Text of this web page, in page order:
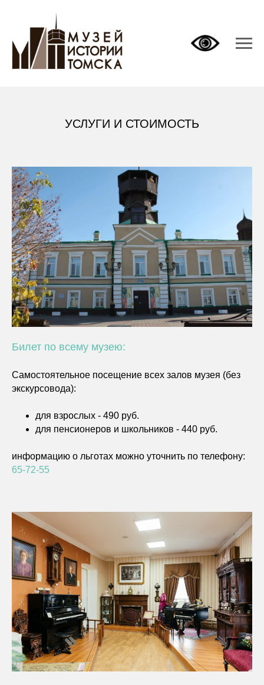
УСЛУГИ И СТОИМОСТЬ
Билет по всему музею:
Самостоятельное посещение всех залов музея (без
экскурсовода):
для взрослых - 490 руб.
для пенсионеров и школьников - 440 руб.
информацию о льготах можно уточнить по телефону:
65-72-55